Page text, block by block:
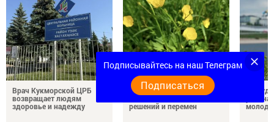
Врач Кукморской ЦРБ
возвращает людям
здоровье и надежду
5 августа: благоприятный
день для важных
решений и перемен
В
Подписывайтесь на наш Телеграм
Подписаться